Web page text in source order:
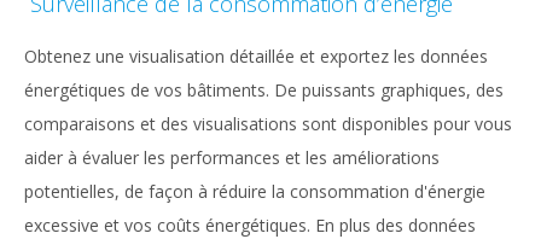
Obtenez une visualisation détaillée et exportez les données
énergétiques de vos bâtiments. De puissants graphiques, des
comparaisons et des visualisations sont disponibles pour vous
aider à évaluer les performances et les améliorations
potentielles, de façon à réduire la consommation d'énergie
excessive et vos coûts énergétiques. En plus des données